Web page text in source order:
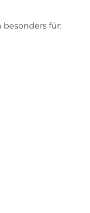
besonders für: